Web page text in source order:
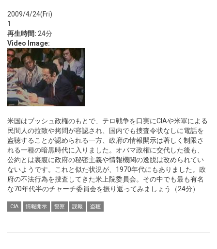
2009/4/24(Fri)
1
再生時間: 24分
Video Image:
米国はブッシュ政権のもとで、テロ戦争を口実にCIAや米軍による
民間人の拉致や拷問が容認され、国内でも捜査令状なしに電話を
盗聴することが認められる一方、政府の情報開示は著しく制限さ
れる一種の暗黒時代に入りました。オバマ政権に交代した後も、
公約とは裏腹に政府の秘密主義や情報機関の逸脱は改められてい
ないようです。これと似た状況が、1970年代にもありました。政
府の不法行為を捜査してきた米上院委員会。その中でも最も有名
な70年代半のチャーチ委員会を振り返ってみましょう（24分）
CIA 情報開示 警察 諜報 盗聴